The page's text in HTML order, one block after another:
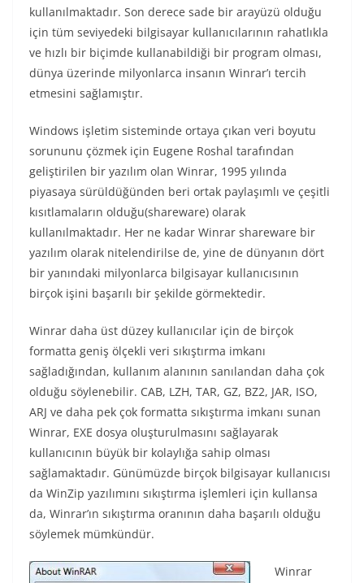
kullanılmaktadır. Son derece sade bir arayüzü olduğu
için tüm seviyedeki bilgisayar kullanıcılarının rahatlıkla
ve hızlı bir biçimde kullanabildiği bir program olması,
dünya üzerinde milyonlarca insanın Winrar’ı tercih
etmesini sağlamıştır.
Windows işletim sisteminde ortaya çıkan veri boyutu
sorununu çözmek için Eugene Roshal tarafından
geliştirilen bir yazılım olan Winrar, 1995 yılında
piyasaya sürüldüğünden beri ortak paylaşımlı ve çeşitli
kısıtlamaların olduğu(shareware) olarak
kullanılmaktadır. Her ne kadar Winrar shareware bir
yazılım olarak nitelendirilse de, yine de dünyanın dört
bir yanındaki milyonlarca bilgisayar kullanıcısının
birçok işini başarılı bir şekilde görmektedir.
Winrar daha üst düzey kullanıcılar için de birçok
formatta geniş ölçekli veri sıkıştırma imkanı
sağladığından, kullanım alanının sanılandan daha çok
olduğu söylenebilir. CAB, LZH, TAR, GZ, BZ2, JAR, ISO,
ARJ ve daha pek çok formatta sıkıştırma imkanı sunan
Winrar, EXE dosya oluşturulmasını sağlayarak
kullanıcının büyük bir kolaylığa sahip olması
sağlamaktadır. Günümüzde birçok bilgisayar kullanıcısı
da WinZip yazılımını sıkıştırma işlemleri için kullansa
da, Winrar’ın sıkıştırma oranının daha başarılı olduğu
söylemek mümkündür.
Winrar